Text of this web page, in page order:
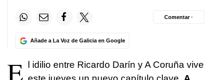
Añade a La Voz de Galicia en Google
Comentar ·
E
l idilio entre Ricardo Darín y A Coruña vive